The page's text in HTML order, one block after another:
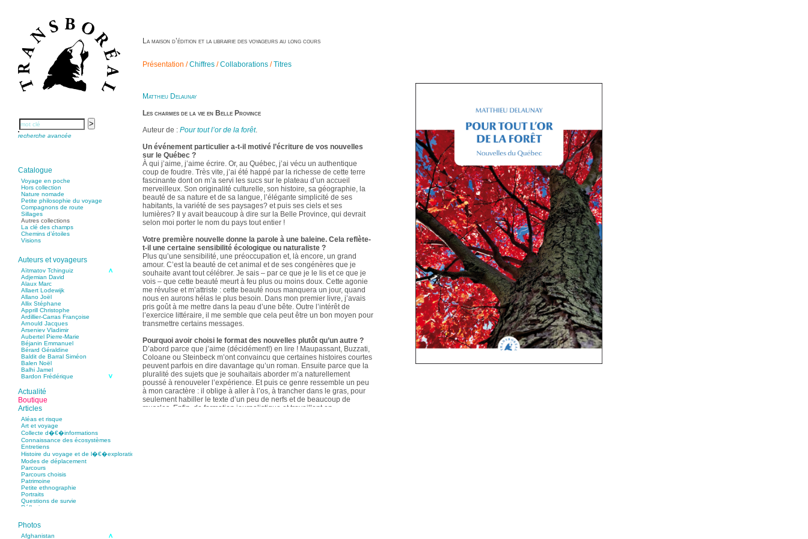
recherche avancée
Catalogue
Voyage en poche
Hors collection
Nature nomade
Petite philosophie du voyage
Compagnons de route
Sillages
Autres collections
La clé des champs
Chemins d’étoiles
Visions
Auteurs et voyageurs
Aïtmatov Tchinguiz
Adjemian David
Alaux Marc
Allaert Lodewijk
Allano Joël
Allix Stéphane
Apprill Christophe
Ardillier-Carras Françoise
Arnould Jacques
Arseniev Vladimir
Aubertel Pierre-Marie
Béjanin Emmanuel
Bérard Géraldine
Baldit de Barral Siméon
Balen Noël
Balhi Jamel
Bardon Frédérique
Bastide Fabien
Baudin Julie
Baujard Jacques
Bazin Sylvain
Bellanger Marc
Bellec Hervé
Belleville Régis
Benestar Géraldine
Benoist Yann
Bertrand Jordane
Bertrandy Antoine
Bezsonov Youri
Bideau Michel-Cosme
Billard Yannick
Blanchet Anne-Lise
Bluntzer Christophe
Bobin Mathieu
Boch Anne-Laure
Boch Julie
Boillot Henri
Bonnem Éric
Boudart Jean-Louis
Actualité
Boutique
Articles
Aléas et risque
Art et voyage
Collecte d�€�informations
Connaissance des écosystèmes
Entretiens
Histoire du voyage et de l�€�exploration
Modes de déplacement
Parcours
Parcours choisis
Patrimoine
Petite ethnographie
Portraits
Questions de survie
Réflexions
Photos
Afghanistan
La maison d’édition et la librairie des voyageurs au long cours
Présentation /Chiffres /Collaborations /Titres
Matthieu Delaunay
Les charmes de la vie en Belle Province
Auteur de : Pour tout l’or de la forêt.
Un événement particulier a-t-il motivé l’écriture de vos nouvelles
sur le Québec ?
À qui j’aime, j’aime écrire. Or, au Québec, j’ai vécu un authentique
coup de foudre. Très vite, j’ai été happé par la richesse de cette terre
fascinante dont on m’a servi les sucs sur le plateau d’un accueil
merveilleux. Son originalité culturelle, son histoire, sa géographie, la
beauté de sa nature et de sa langue, l’élégante simplicité de ses
habitants, la variété de ses paysages? et puis ses ciels et ses
lumières? Il y avait beaucoup à dire sur la Belle Province, qui devrait
selon moi porter le nom du pays tout entier !
Votre première nouvelle donne la parole à une baleine. Cela reflète-
t-il une certaine sensibilité écologique ou naturaliste ?
Plus qu’une sensibilité, une préoccupation et, là encore, un grand
amour. C’est la beauté de cet animal et de ses congénères que je
souhaite avant tout célébrer. Je sais – par ce que je le lis et ce que je
vois – que cette beauté meurt à feu plus ou moins doux. Cette agonie
me révulse et m’attriste : cette beauté nous manquera un jour, quand
nous en aurons hélas le plus besoin. Dans mon premier livre, j’avais
pris goût à me mettre dans la peau d’une bête. Outre l’intérêt de
l’exercice littéraire, il me semble que cela peut être un bon moyen pour
transmettre certains messages.
Pourquoi avoir choisi le format des nouvelles plutôt qu’un autre ?
D’abord parce que j’aime (décidément!) en lire ! Maupassant, Buzzati,
Coloane ou Steinbeck m’ont convaincu que certaines histoires courtes
peuvent parfois en dire davantage qu’un roman. Ensuite parce que la
pluralité des sujets que je souhaitais aborder m’a naturellement
poussé à renouveler l’expérience. Et puis ce genre ressemble un peu
à mon caractère : il oblige à aller à l’os, à trancher dans le gras, pour
seulement habiller le texte d’un peu de nerfs et de beaucoup de
muscles. Enfin, de formation journalistique et travaillant en